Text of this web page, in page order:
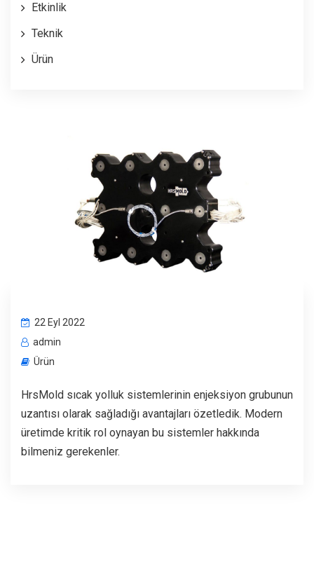
22 Eyl 2022
admin
Ürün
HrsMold sıcak yolluk sistemlerinin enjeksiyon grubunun
uzantısı olarak sağladığı avantajları özetledik. Modern
üretimde kritik rol oynayan bu sistemler hakkında
bilmeniz gerekenler.
Etkinlik
Teknik
Ürün